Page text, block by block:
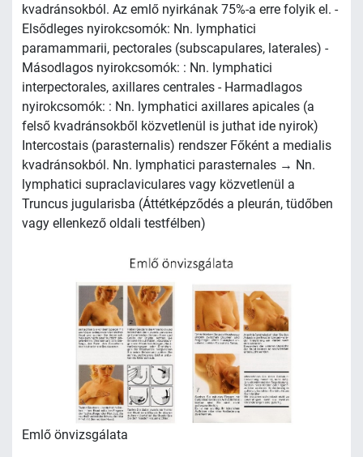
kvadránsokból. Az emlő nyirkának 75%-a erre folyik el. -
Elsődleges nyirokcsomók: Nn. lymphatici
paramammarii, pectorales (subscapulares, laterales) -
Másodlagos nyirokcsomók: : Nn. lymphatici
interpectorales, axillares centrales - Harmadlagos
nyirokcsomók: : Nn. lymphatici axillares apicales (a
felső kvadránsokből közvetlenül is juthat ide nyirok)
Intercostais (parasternalis) rendszer Főként a medialis
kvadránsokból. Nn. lymphatici parasternales → Nn.
lymphatici supraclaviculares vagy közvetlenül a
Truncus jugularisba (Áttétképződés a pleurán, tüdőben
vagy ellenkező oldali testfélben)
Emlő önvizsgálata